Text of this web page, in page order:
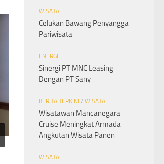
WISATA
Celukan Bawang Penyangga
Pariwisata
ENERGI
Sinergi PT MNC Leasing
Dengan PT Sany
BERITA TERKINI / WISATA
Wisatawan Mancanegara
Cruise Meningkat Armada
Angkutan Wisata Panen
WISATA